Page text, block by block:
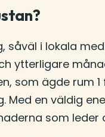
såväl i lokala
ytterligare
som ägde rum
Med en väldig
som